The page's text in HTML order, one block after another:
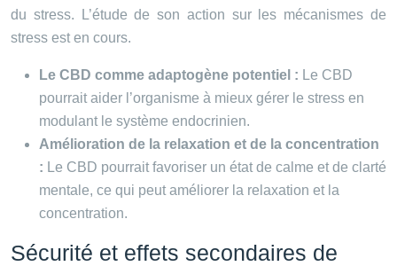
du stress. L’étude de son action sur les mécanismes de
stress est en cours.
Le CBD comme adaptogène potentiel : Le CBD
pourrait aider l’organisme à mieux gérer le stress en
modulant le système endocrinien.
Amélioration de la relaxation et de la concentration
: Le CBD pourrait favoriser un état de calme et de clarté
mentale, ce qui peut améliorer la relaxation et la
concentration.
Sécurité et effets secondaires de